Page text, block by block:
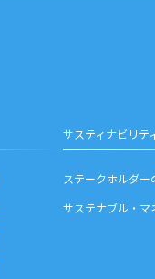
サスティナビリテ
ステークホルダー
サステナブル・マ